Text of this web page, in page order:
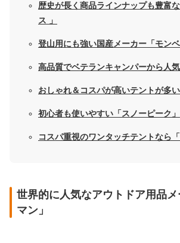
歴史が長く商品ラインナップも豊富
ス 」
登山用にも強い国産メーカー「モンベ
高品質でベテランキャンパーから人気
おしゃれ＆コスパが高いテントが多い
初心者も使いやすい「スノーピーク」
コスパ重視のワンタッチテントなら「
世界的に人気なアウトドア用品
マン」